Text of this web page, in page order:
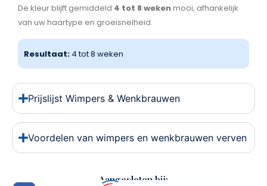
De kleur blijft gemiddeld 4 tot 8 wekenmooi, afhankelijk
van uw haartype en groeisnelheid.
Resultaat: 4 tot 8 weken
Prijslijst Wimpers & Wenkbrauwen
Voordelen van wimpers en wenkbrauwen verven
Aangesloten bij: